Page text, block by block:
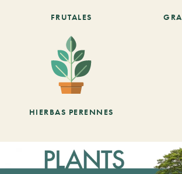
FRUTALES
HIERBAS PERENNES